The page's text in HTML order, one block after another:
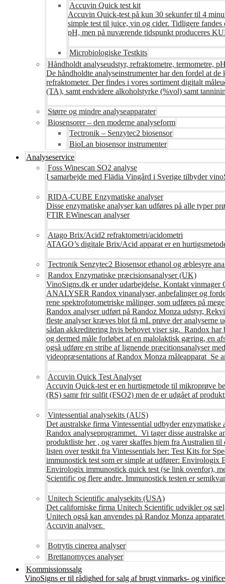
Accuvin Quick test kit
Accuvin Quick-test på kun 30 sekunfer til 4
simple test til juice, vin og cider. Tidligere
pH, men på nuværende tidspunkt produceres
Microbiologiske Testkits
Håndholdt analyseudstyr, refraktometre, termometre,
De håndholdte analyseinstrumenter har den fordel at
refraktometer. Der findes i vores sortiment digitalt
(TA), samt endvidere alkoholstyrke (%vol) samt
Større og mindre analyseapparater
Biosensorer – den moderne analyseform
Tectronik – Senzytec2 biosensor
BioLan biosensor instrumenter
Analyseservice
Foss Winescan SO2 analyse
I samarbejde med Flädia Vingård i Sverige tilbyder
RIDA-CUBE Enzymatiske analyser
Disse enzymatiske analyser kan udføres på alle typer
FTIR EWinescan analyser
Atago Brix/Acid2 refraktometri/acidometri
ATAGO’s digitale Brix/Acid apparat er en
Tectronik Senzytec2 Biosensor ethanol og æblesyre
Randox Enzymatiske præcisionsanalyser (UK)
VinoSigns.dk er under udarbejdelse. Kontakt
ANALYSER Randox vinanalyser, anbefalinger og
rene spektrofotometriske målinger, som udføres på
Randox analyser udført på Randoz Monza udstyr,
fleste analyser kræves blot få mL prøve der analyserne
sådan akkreditering hvis behovet viser sig. Randox
og dermed måle forløbet af en malolaktisk gæring, en
også udføre en stribe af lignende præcitionsanalyser
videopræsentations af Randox Monza måleapparat
Accuvin Quick Test Analyser
Accuvin Quick-test er en hurtigmetode til mikroprøve
(RS) samr frir sulfit (FSO2) men de er udgået af
Vintessential analysekits (AUS)
Det australske firma Vintessential udbyder
Randox analyseprogrammet. Vi tager disse australske
produktliste her , og varer skaffes hjem fra Australien
listen over testkit fra Vintessentials her: Test Kits for
immunostick test som er simple at udfører: Envirologix
Envirologix immunostick quick test (se link ovenfor),
Scientific og flere andre. Immunostick testen er
Unitech Scientific analysekits (USA)
Det californiske firma Unitech Scientific udvikler og
Unitech også kan anvendes på Randoz Monza
Accuvin analyser.
Botrytis cinerea analyser
Brettanomyces analyser
Kommissionssalg
VinoSigns er til rådighed for salg af brugt vinmarks- og